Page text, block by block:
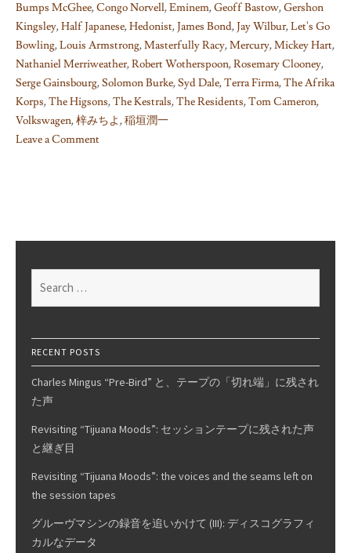
Bumps McGhee,Congo Norvell,Eminem,Geoff Bastow,Gershon
Kingsley,Half Japanese,Hedonist,James Bond,Jay Wilbur,Let's Go
Bowling,Louis Armstrong,Masterfully Racy,Mercury,Mickey Hart,
Nathaniel Merriweather,Robert Wotherspoon,Rosemary Clooney,
Serge Gainsbourg,Solomon Burke,Syd Dale,Terra Firma,The Afrika
Korps,The Higsons,The Kestrals,The Residents,Tom Cameron,
Volkswagen,梓みちよ,稲垣潤一
Leave a Comment
By”
for:
RECENT POSTS
Charles Mingus “Pre-Bird” と、テープの「切れ端」に残され
た声
Revisiting “Tijuana Moods”: セッションテープに残された声
と継ぎ目
Revisiting “Tijuana Moods”: the voices and the seams left on
the session tapes
グルーヴマシンの録音を追いかけて (III): ディスコグラフィ
カルなデータ